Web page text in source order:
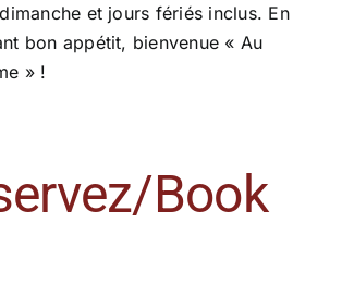
et jours fériés inclus. En
bon appétit, bienvenue « Au
» !
Book